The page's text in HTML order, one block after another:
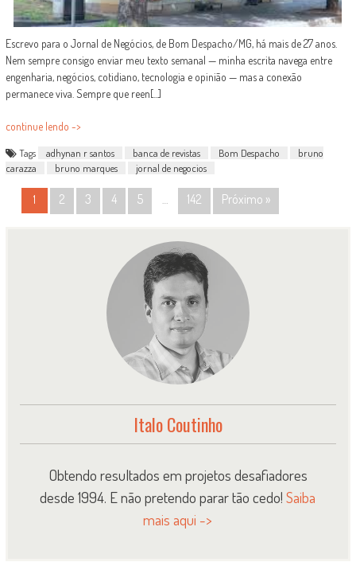
Escrevo para o Jornal de Negócios, de Bom Despacho/MG, há mais de 27 anos.
Nem sempre consigo enviar meu texto semanal — minha escrita navega entre
engenharia, negócios, cotidiano, tecnologia e opinião — mas a conexão
permanece viva. Sempre que reen[...]
continue lendo ->
Tags adhynan r santos banca de revistas Bom Despacho
bruno
carazza
bruno marques jornal de negocios
POSTS
NAVIGATION
1 2 3 4 5 142 Próximo »
Italo Coutinho
Obtendo resultados em projetos desafiadores
desde 1994. E não pretendo parar tão cedo!Saiba
mais aqui ->